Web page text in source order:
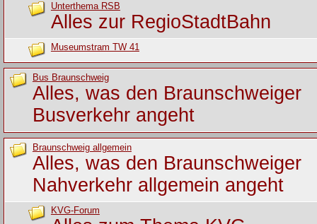
Unterthema RSB
Alles zur RegioStadtBahn
Museumstram TW 41
Bus Braunschweig
Alles, was den Braunschweiger
Busverkehr angeht
Braunschweig allgemein
Alles, was den Braunschweiger
Nahverkehr allgemein angeht
KVG-Forum